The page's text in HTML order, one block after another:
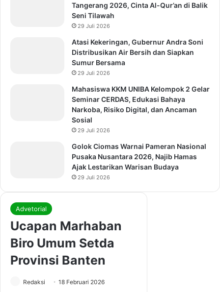
Tangerang 2026, Cinta Al-Qur’an di Balik
Seni Tilawah
29 Juli 2026
Atasi Kekeringan, Gubernur Andra Soni
Distribusikan Air Bersih dan Siapkan
Sumur Bersama
29 Juli 2026
Mahasiswa KKM UNIBA Kelompok 2 Gelar
Seminar CERDAS, Edukasi Bahaya
Narkoba, Risiko Digital, dan Ancaman
Sosial
29 Juli 2026
Golok Ciomas Warnai Pameran Nasional
Pusaka Nusantara 2026, Najib Hamas
Ajak Lestarikan Warisan Budaya
29 Juli 2026